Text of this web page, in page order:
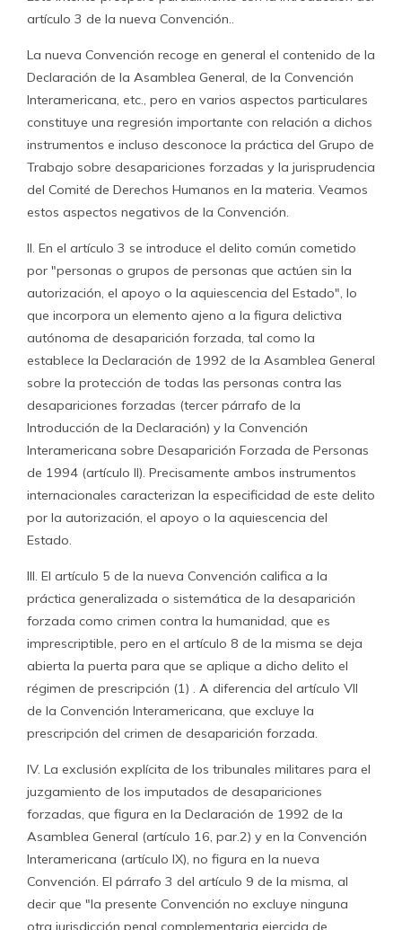
artículo 3 de la nueva Convención..
La nueva Convención recoge en general el contenido de la
Declaración de la Asamblea General, de la Convención
Interamericana, etc., pero en varios aspectos particulares
constituye una regresión importante con relación a dichos
instrumentos e incluso desconoce la práctica del Grupo de
Trabajo sobre desapariciones forzadas y la jurisprudencia
del Comité de Derechos Humanos en la materia. Veamos
estos aspectos negativos de la Convención.
II. En el artículo 3 se introduce el delito común cometido
por "personas o grupos de personas que actúen sin la
autorización, el apoyo o la aquiescencia del Estado", lo
que incorpora un elemento ajeno a la figura delictiva
autónoma de desaparición forzada, tal como la
establece la Declaración de 1992 de la Asamblea General
sobre la protección de todas las personas contra las
desapariciones forzadas (tercer párrafo de la
Introducción de la Declaración) y la Convención
Interamericana sobre Desaparición Forzada de Personas
de 1994 (artículo II). Precisamente ambos instrumentos
internacionales caracterizan la especificidad de este delito
por la autorización, el apoyo o la aquiescencia del
Estado.
III. El artículo 5 de la nueva Convención califica a la
práctica generalizada o sistemática de la desaparición
forzada como crimen contra la humanidad, que es
imprescriptible, pero en el artículo 8 de la misma se deja
abierta la puerta para que se aplique a dicho delito el
régimen de prescripción (1) . A diferencia del artículo VII
de la Convención Interamericana, que excluye la
prescripción del crimen de desaparición forzada.
IV. La exclusión explícita de los tribunales militares para el
juzgamiento de los imputados de desapariciones
forzadas, que figura en la Declaración de 1992 de la
Asamblea General (artículo 16, par.2) y en la Convención
Interamericana (artículo IX), no figura en la nueva
Convención. El párrafo 3 del artículo 9 de la misma, al
decir que "la presente Convención no excluye ninguna
otra jurisdicción penal complementaria ejercida de